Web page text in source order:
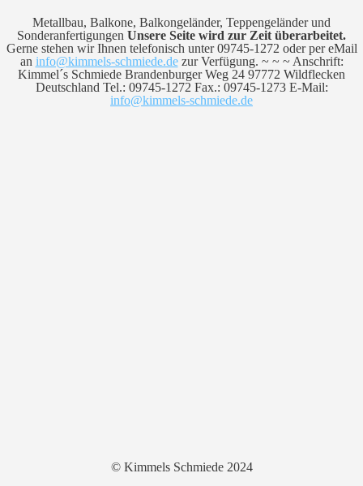
Metallbau, Balkone, Balkongeländer, Teppengeländer und
Sonderanfertigungen Unsere Seite wird zur Zeit überarbeitet.
Gerne stehen wir Ihnen telefonisch unter 09745-1272 oder per eMail
an info@kimmels-schmiede.dezur Verfügung. ~ ~ ~ Anschrift:
Kimmel´s Schmiede Brandenburger Weg 24 97772 Wildflecken
Deutschland Tel.: 09745-1272 Fax.: 09745-1273 E-Mail:
info@kimmels-schmiede.de
© Kimmels Schmiede 2024